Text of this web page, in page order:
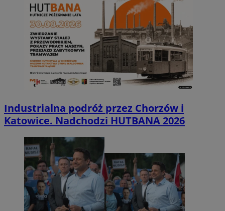
Industrialna podróż przez Chorzów i
Katowice. Nadchodzi HUTBANA 2026